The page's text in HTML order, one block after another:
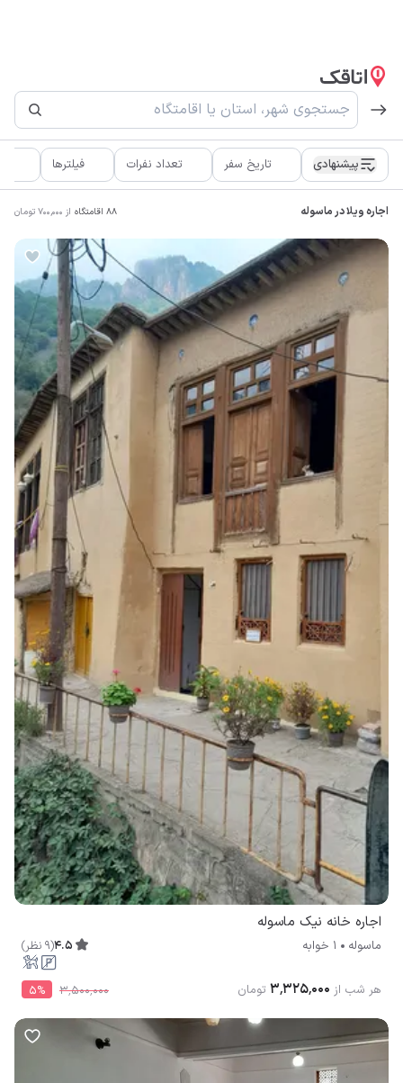
پیشنهادی تاریخ سفر تعداد نفرات فیلترها
اجاره ویلا در ماسوله 88 اقامتگاه از 700,000 تومان
اجاره خانه نیک ماسوله
ماسوله 1 خوابه 4.5
(
9 نظر)
۳٬۵۰۰٬۰۰۰ 5% هر شب از ۳٬۳۲۵٬۰۰۰ تومان